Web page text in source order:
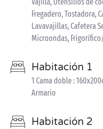
Fregadero, Tostadora,
Lavavajillas, Cafetera
Microondas,
Habitación 1
1 Cama doble :
Armario
Habitación 2